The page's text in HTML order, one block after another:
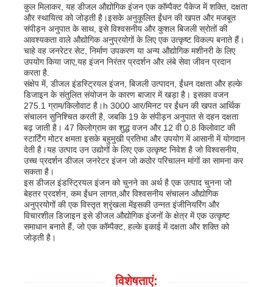
वीडियो
हमारे बारे में
फैक्टरी यात्रा
गुणवत्ता नियंत्रण
हमसे संपर्क करें
समाचार
कुल मिलाकर, यह डीजल औद्योगिक इंजन एक कॉम्पैक्ट पैकेज में शक्ति, दक्षता
और स्थायित्व को जोड़ती है।इसके अनुकूलित ईंधन की खपत और मजबूत
संपीड़न अनुपात के साथ, इसे विश्वसनीय और कुशल बिजली स्रोतों की
आवश्यकता वाले औद्योगिक अनुप्रयोगों के लिए एक उत्कृष्ट विकल्प बनाते हैं।
चाहे वह जनरेटर सेट, निर्माण उपकरण या अन्य औद्योगिक मशीनरी के लिए
उपयोग किया जाए,यह इंजन निरंतर प्रदर्शन और लंबे सेवा जीवन प्रदान
करता है.
संक्षेप में, डीजल इंडस्ट्रियल इंजन, बिजली उत्पादन, ईंधन दक्षता और हल्के
डिजाइन के संतुलित संयोजन के कारण बाजार में खड़ा है। इसका वजन
275.1 ग्राम/किलोवाट है।h 3000 आर/मिनट पर ईंधन की खपत आर्थिक
संचालन सुनिश्चित करती है, जबकि 19 के संपीड़न अनुपात से दहन दक्षता
बढ़ जाती है। 47 किलोग्राम का शुद्ध वजन और 12 वी 0.8 किलोवाट की
स्टार्टिंग मोटर क्षमता इसके बहुमुखी प्रतिभा और उपयोग में आसानी में योगदान
देती है।यह उत्पाद उन उद्योगों के लिए एक उत्कृष्ट निवेश है जो विश्वसनीय,
उच्च प्रदर्शन डीजल जनरेटर इंजन जो कठोर परिचालन मांगों का सामना कर
सकता है।
इस डीजल इंडस्ट्रियल इंजन को चुनने का अर्थ है एक उत्पाद चुनना जो
बेहतर प्रदर्शन, कम ईंधन लागत,और विश्वसनीय संचालन औद्योगिक
अनुप्रयोगों की एक विस्तृत श्रृंखला मेंइसकी उन्नत इंजीनियरिंग और
विचारशील डिजाइन इसे डीजल औद्योगिक इंजनों के क्षेत्र में एक उत्कृष्ट
समाधान बनाते हैं, जो एक कॉम्पैक्ट, हल्के इकाई में दक्षता और शक्ति को
जोड़ती है।
विशेषताएं: